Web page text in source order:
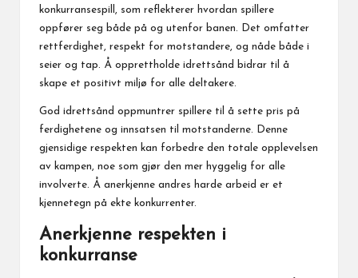
konkurransespill, som reflekterer hvordan spillere
oppfører seg både på og utenfor banen. Det omfatter
rettferdighet, respekt for motstandere, og nåde både i
seier og tap. Å opprettholde idrettsånd bidrar til å
skape et positivt miljø for alle deltakere.
God idrettsånd oppmuntrer spillere til å sette pris på
ferdighetene og innsatsen til motstanderne. Denne
gjensidige respekten kan forbedre den totale opplevelsen
av kampen, noe som gjør den mer hyggelig for alle
involverte. Å anerkjenne andres harde arbeid er et
kjennetegn på ekte konkurrenter.
Anerkjenne respekten i
konkurranse